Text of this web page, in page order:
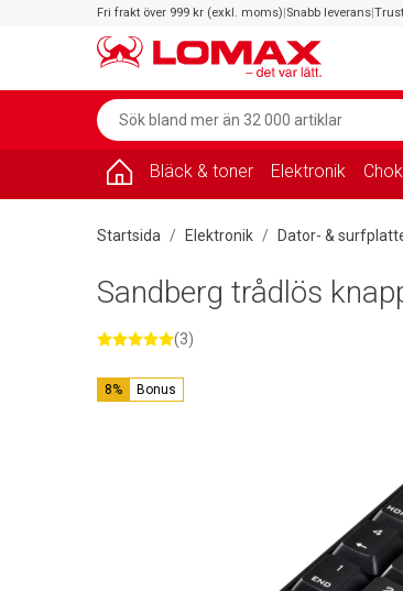
Fri frakt över 999 kr (exkl. moms)|Snabb leverans|
Bläck & toner Elektronik
Startsida Elektronik Dator- &
8% Bonus
Sandberg trådlös
(3)